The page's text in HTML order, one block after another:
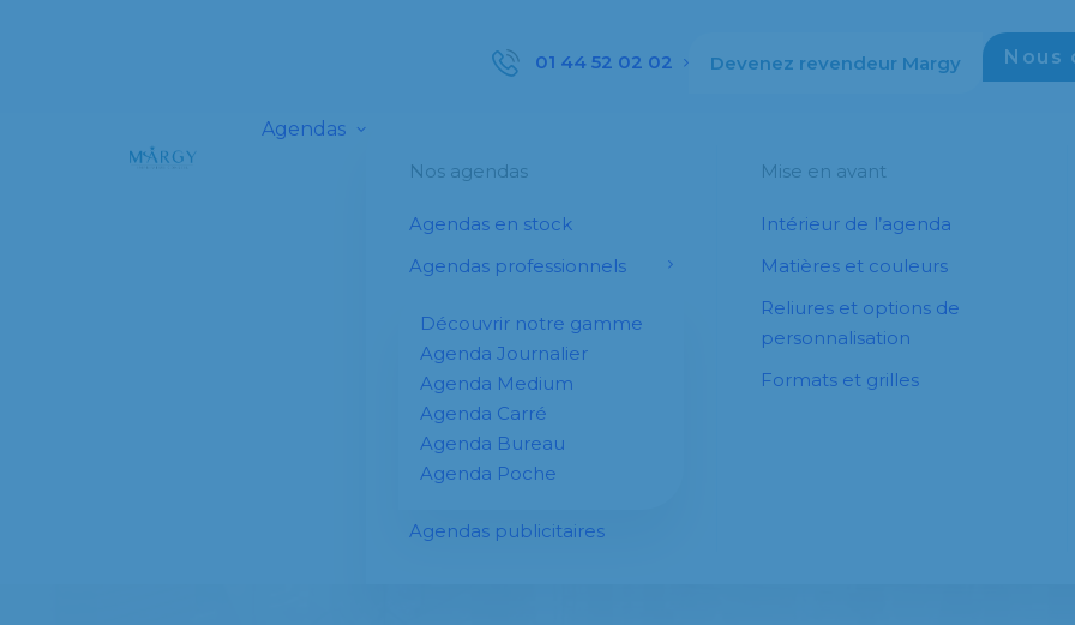
01 44 52 02 02 Devenez revendeur Margy Nous
Agendas
Nos agendas
Agendas en stock
Agendas professionnels
Découvrir notre gamme
Agenda Journalier
Agenda Medium
Agenda Carré
Agenda Bureau
Agenda Poche
Agendas publicitaires
Mise en avant
Intérieur de l’agenda
Matières et couleurs
Reliures et options de
personnalisation
Formats et grilles